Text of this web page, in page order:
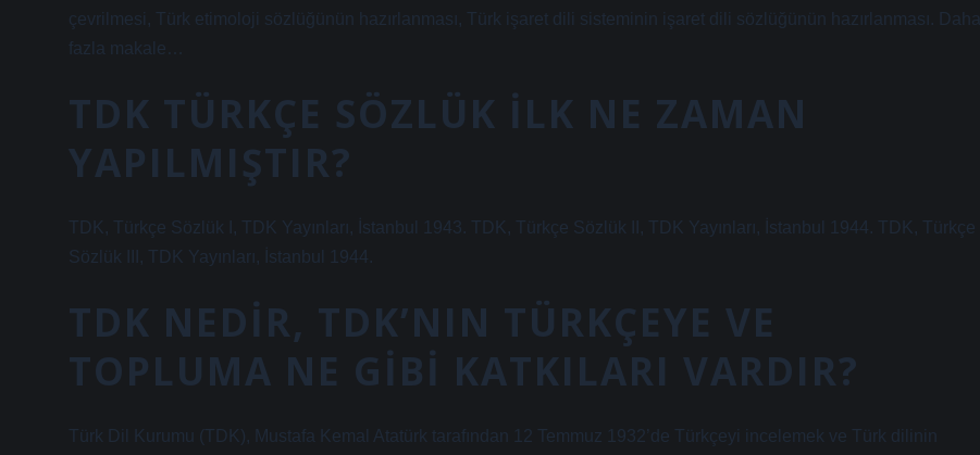
çevrilmesi, Türk etimoloji sözlüğünün hazırlanması, Türk işaret dili sisteminin işaret dili sözlüğünün hazırlanması. Daha
fazla makale…
TDK TÜRKÇE SÖZLÜK ILK NE ZAMAN
YAPILMIŞTIR?
TDK, Türkçe Sözlük I, TDK Yayınları, İstanbul 1943. TDK, Türkçe Sözlük II, TDK Yayınları, İstanbul 1944. TDK, Türkçe
Sözlük III, TDK Yayınları, İstanbul 1944.
TDK NEDIR, TDK’NIN TÜRKÇEYE VE
TOPLUMA NE GIBI KATKILARI VARDIR?
Türk Dil Kurumu (TDK), Mustafa Kemal Atatürk tarafından 12 Temmuz 1932’de Türkçeyi incelemek ve Türk dilinin